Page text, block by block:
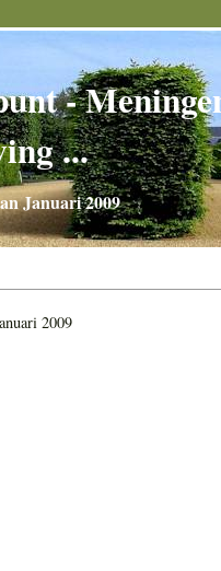
-
...
Januari 2009
2009